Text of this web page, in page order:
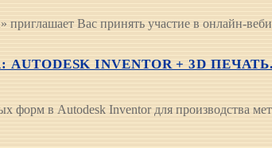
Вас принять участие в онлайн-
INVENTOR + 3D ПЕЧАТЬ.
в Autodesk Inventor для производства